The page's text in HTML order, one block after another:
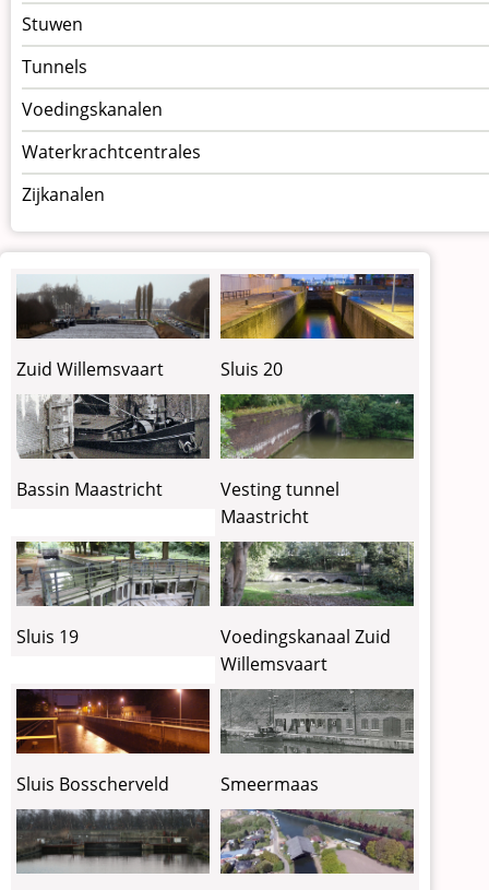
Stuwen
Tunnels
Voedingskanalen
Waterkrachtcentrales
Zijkanalen
Zuid Willemsvaart Sluis 20
Bassin Maastricht
Vesting tunnel
Maastricht
Sluis 19
Voedingskanaal Zuid
Willemsvaart
Sluis Bosscherveld Smeermaas